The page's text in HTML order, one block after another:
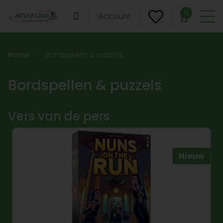
Account 0
Home Bordspellen & puzzels
Bordspellen & puzzels
Vers van de pers
Nieuw